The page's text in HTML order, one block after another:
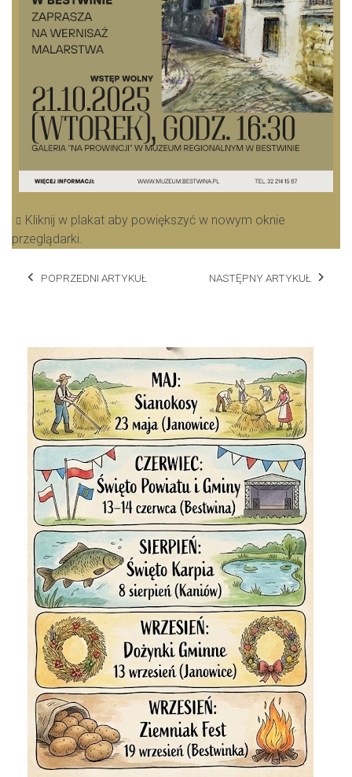
Kliknij w plakat aby powiększyć w nowym oknie
przeglądarki.
POPRZEDNI ARTYKUŁ NASTĘPNY ARTYKUŁ